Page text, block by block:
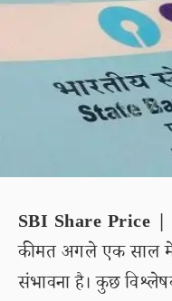
SBI Share Price |
कीमत अगले एक साल
संभावना है। कुछ